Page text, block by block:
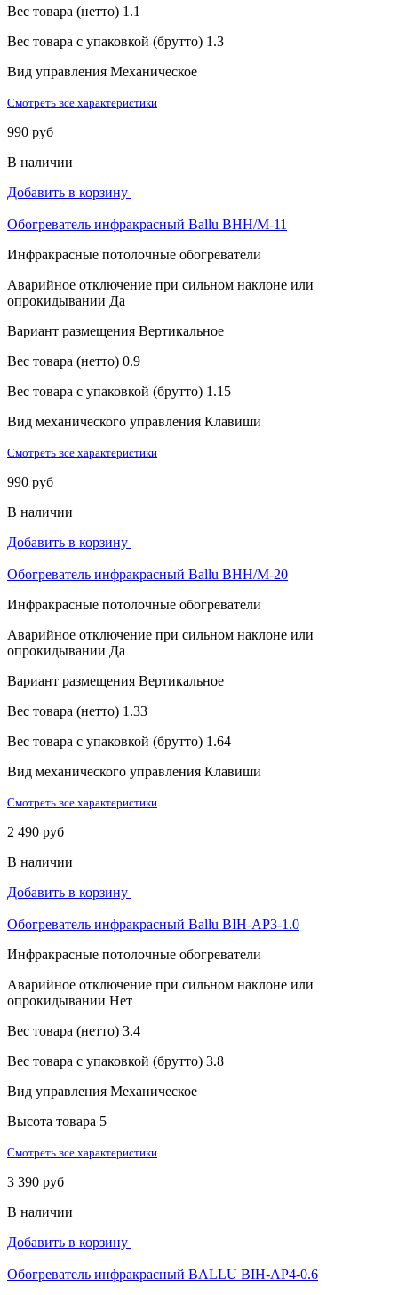
Вес товара (нетто) 1.1
Вес товара с упаковкой (брутто) 1.3
Вид управления Механическое
Смотреть все характеристики
990 руб
В наличии
Добавить в корзину
Обогреватель инфракрасный Ballu BHH/M-11
Инфракрасные потолочные обогреватели
Аварийное отключение при сильном наклоне или
опрокидывании Да
Вариант размещения Вертикальное
Вес товара (нетто) 0.9
Вес товара с упаковкой (брутто) 1.15
Вид механического управления Клавиши
Смотреть все характеристики
990 руб
В наличии
Добавить в корзину
Обогреватель инфракрасный Ballu BHH/M-20
Инфракрасные потолочные обогреватели
Аварийное отключение при сильном наклоне или
опрокидывании Да
Вариант размещения Вертикальное
Вес товара (нетто) 1.33
Вес товара с упаковкой (брутто) 1.64
Вид механического управления Клавиши
Смотреть все характеристики
2 490 руб
В наличии
Добавить в корзину
Обогреватель инфракрасный Ballu BIH-AP3-1.0
Инфракрасные потолочные обогреватели
Аварийное отключение при сильном наклоне или
опрокидывании Нет
Вес товара (нетто) 3.4
Вес товара с упаковкой (брутто) 3.8
Вид управления Механическое
Высота товара 5
Смотреть все характеристики
3 390 руб
В наличии
Добавить в корзину
Обогреватель инфракрасный BALLU BIH-AP4-0.6